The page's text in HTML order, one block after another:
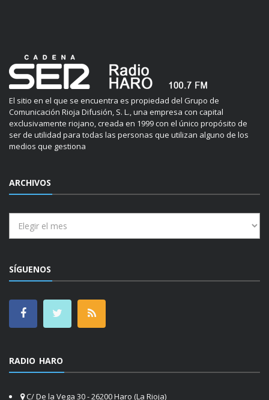
El sitio en el que se encuentra es propiedad del Grupo de
Comunicación Rioja Difusión, S. L., una empresa con capital
exclusivamente riojano, creada en 1999 con el único propósito de
ser de utilidad para todas las personas que utilizan alguno de los
medios que gestiona
ARCHIVOS
SÍGUENOS
RADIO HARO
C/ De la Vega 30 - 26200 Haro (La Rioja)